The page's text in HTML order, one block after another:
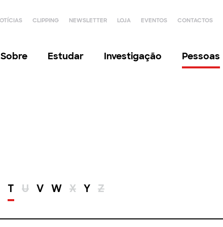
CLIPPING NEWSLETTER LOJA EVENTOS CONTACTOS
Sobre Estudar Investigação Pessoas
T U V W X Y Z